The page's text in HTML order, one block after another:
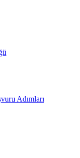
Adımları